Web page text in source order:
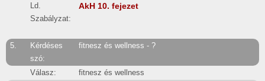
Ld.
Szabályzat:
AkH 10. fejezet
5.
Kérdéses
szó:
fitnesz és wellness - ?
Válasz:
fitnesz és wellness